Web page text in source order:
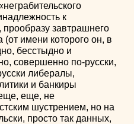
к
прообразу завтрашнего
имени которого он, в
бесстыдно и
совершенно по-русски,
либералы,
и банкиры
еще, не
шустрением, но на
просто так данных,